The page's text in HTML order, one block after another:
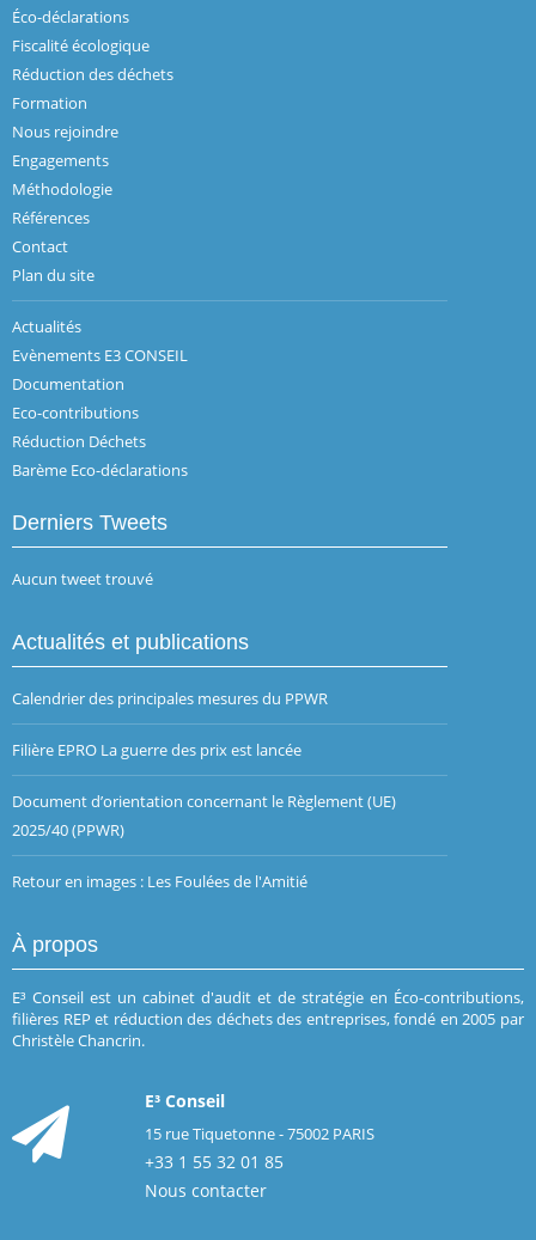
Éco-déclarations
Fiscalité écologique
Réduction des déchets
Formation
Nous rejoindre
Engagements
Méthodologie
Références
Contact
Plan du site
Actualités
Evènements E3 CONSEIL
Documentation
Eco-contributions
Réduction Déchets
Barème Eco-déclarations
Derniers Tweets
Aucun tweet trouvé
Actualités et publications
Calendrier des principales mesures du PPWR
Filière EPRO La guerre des prix est lancée
Document d’orientation concernant le Règlement (UE)
2025/40 (PPWR)
Retour en images : Les Foulées de l'Amitié
À propos
E³ Conseil est un cabinet d'audit et de stratégie en Éco-contributions,
filières REP et réduction des déchets des entreprises, fondé en 2005 par
Christèle Chancrin.
E³ Conseil
15 rue Tiquetonne - 75002 PARIS
+33 1 55 32 01 85
Nous contacter